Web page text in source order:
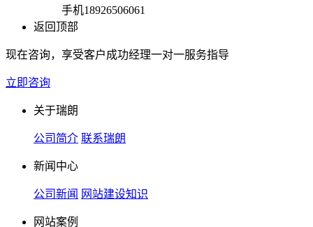
手机18926506061
返回顶部
现在咨询，享受客户成功经理一对一服务指导
立即咨询
关于瑞朗
公司简介 联系瑞朗
新闻中心
公司新闻 网站建设知识
网站案例